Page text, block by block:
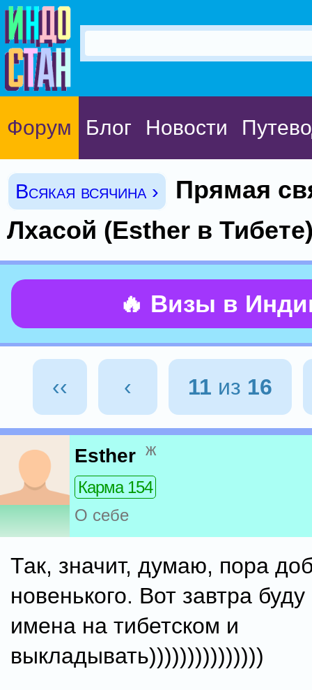
Форум Блог Новости
Всякая всячина ›
Прямая
Лхасой (Esther в
🔥 Визы в
‹‹ ‹ 11 из 16
Esther ж
Карма 154
О себе
Так, значит, думаю, пора
новенького. Вот завтра
имена на тибетском и
выкладывать)))))))))))))))